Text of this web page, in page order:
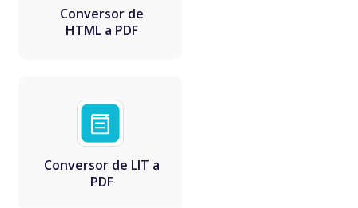
Conversor de
HTML a PDF
Conversor de LIT a
PDF